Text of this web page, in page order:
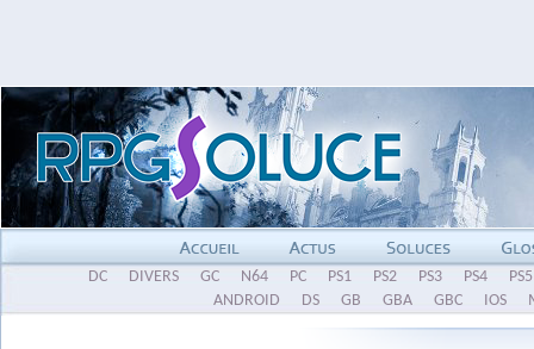
DC DIVERS GC N64 PC PS1 PS2 PS3 PS4
PS5
ANDROID
DS GB GBA GBC IOS